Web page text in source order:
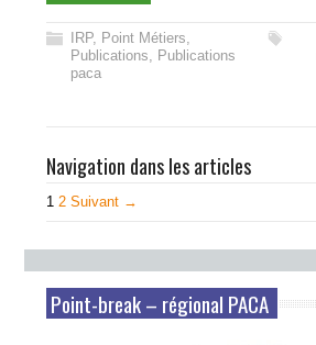
IRP, Point Métiers,
Publications, Publications
paca
Navigation dans les articles
1 2 Suivant →
Point-break – régional PACA